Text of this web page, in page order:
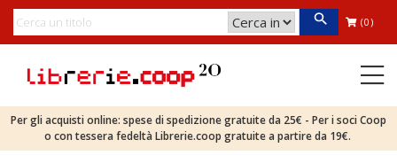
(0)
Per gli acquisti online: spese di spedizione gratuite da 25€ - Per i soci Coop
o con tessera fedeltà Librerie.coop gratuite a partire da 19€.